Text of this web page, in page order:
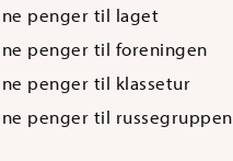
penger til laget
penger til foreningen
penger til klassetur
penger til russegruppen